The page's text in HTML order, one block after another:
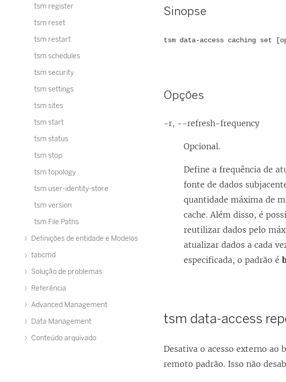
tsm register
tsm reset
tsm restart
tsm schedules
tsm security
tsm settings
tsm sites
tsm start
tsm status
tsm stop
tsm topology
tsm user-identity-store
tsm version
tsm File Paths
Definições de entidade e Modelos
tabcmd
Solução de problemas
Referência
Advanced Management
Data Management
Conteúdo arquivado
Sinopse
tsm data-access caching set
Opções
-r, --refresh-frequency
Opcional.
Define a frequência de
fonte de dados
quantidade máxima de
cache. Além disso, é
reutilizar dados pelo
atualizar dados a cada
especificada, o padrão é
tsm data-access
Desativa o acesso externo ao
remoto padrão. Isso não